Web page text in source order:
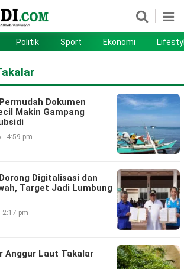
Politik Sport Ekonomi
Dokumen
Makin Gampang
- 4:59 pm
Digitalisasi dan
Target Jadi Lumbung
2:17 pm
Anggur Laut Takalar